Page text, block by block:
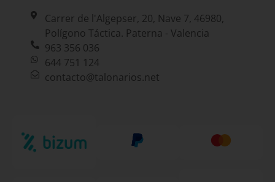
Carrer de l'Algepser, 20, Nave 7, 46980,
Polígono Táctica. Paterna - Valencia
963 356 036
644 751 124
contacto@talonarios.net